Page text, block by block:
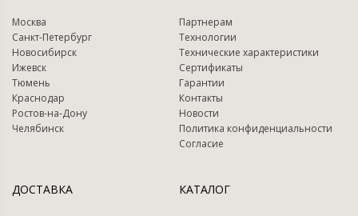
Москва
Санкт-Петербург
Новосибирск
Ижевск
Тюмень
Краснодар
Ростов-на-Дону
Челябинск
Партнерам
Технологии
Технические характеристики
Сертификаты
Гарантии
Контакты
Новости
Политика конфиденциальности
Согласие
ДОСТАВКА КАТАЛОГ